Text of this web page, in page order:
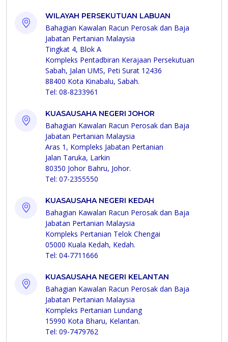
WILAYAH PERSEKUTUAN LABUAN
Bahagian Kawalan Racun Perosak dan Baja
Jabatan Pertanian Malaysia
Tingkat 4, Blok A
Kompleks Pentadbiran Kerajaan Persekutuan
Sabah, Jalan UMS, Peti Surat 12436
88400 Kota Kinabalu, Sabah.
Tel: 08-8233961
KUASAUSAHA NEGERI JOHOR
Bahagian Kawalan Racun Perosak dan Baja
Jabatan Pertanian Malaysia
Aras 1, Kompleks Jabatan Pertanian
Jalan Taruka, Larkin
80350 Johor Bahru, Johor.
Tel: 07-2355550
KUASAUSAHA NEGERI KEDAH
Bahagian Kawalan Racun Perosak dan Baja
Jabatan Pertanian Malaysia
Kompleks Pertanian Telok Chengai
05000 Kuala Kedah, Kedah.
Tel: 04-7711666
KUASAUSAHA NEGERI KELANTAN
Bahagian Kawalan Racun Perosak dan Baja
Jabatan Pertanian Malaysia
Kompleks Pertanian Lundang
15990 Kota Bharu, Kelantan.
Tel: 09-7479762